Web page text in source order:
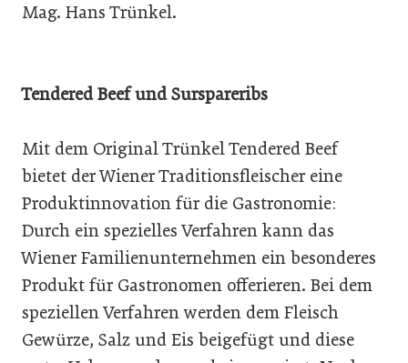
Mag. Hans Trünkel.
Tendered Beef und Surspareribs
Mit dem Original Trünkel Tendered Beef
bietet der Wiener Traditionsfleischer eine
Produktinnovation für die Gastronomie:
Durch ein spezielles Verfahren kann das
Wiener Familienunternehmen ein besonderes
Produkt für Gastronomen offerieren. Bei dem
speziellen Verfahren werden dem Fleisch
Gewürze, Salz und Eis beigefügt und diese